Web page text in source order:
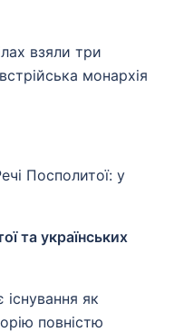
взяли три
монархія
Посполитої: у
та українських
як
повністю